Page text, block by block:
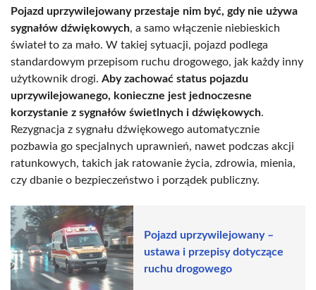
Pojazd uprzywilejowany przestaje nim być, gdy nie używa
sygnałów dźwiękowych, a samo włączenie niebieskich
świateł to za mało. W takiej sytuacji, pojazd podlega
standardowym przepisom ruchu drogowego, jak każdy inny
użytkownik drogi. Aby zachować status pojazdu
uprzywilejowanego, konieczne jest jednoczesne
korzystanie z sygnałów świetlnych i dźwiękowych.
Rezygnacja z sygnału dźwiękowego automatycznie
pozbawia go specjalnych uprawnień, nawet podczas akcji
ratunkowych, takich jak ratowanie życia, zdrowia, mienia,
czy dbanie o bezpieczeństwo i porządek publiczny.
Pojazd uprzywilejowany –
ustawa i przepisy dotyczące
ruchu drogowego